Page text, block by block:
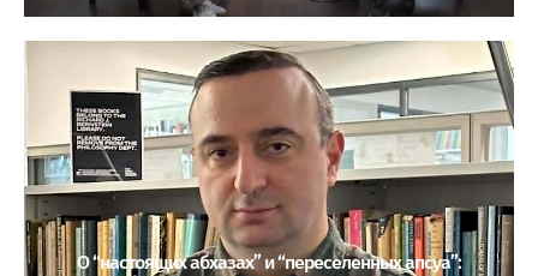
О “настоящих абхазах” и “переселенных апсуа”: